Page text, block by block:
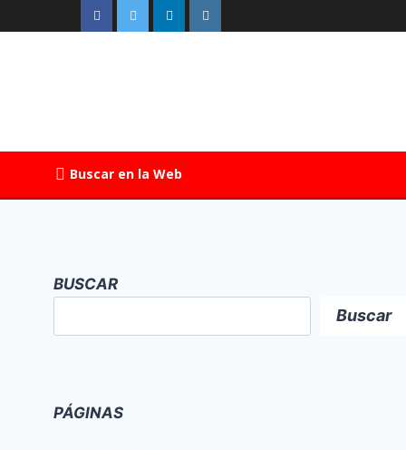
Buscar en la Web
BUSCAR
Buscar
PÁGINAS